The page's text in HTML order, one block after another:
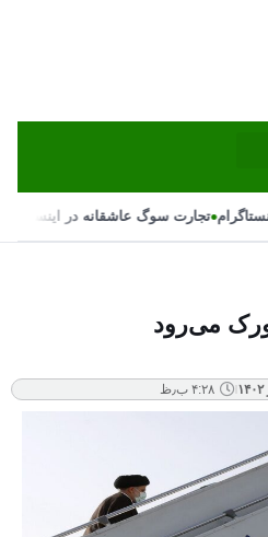
•تجارت سوگ عاشقانه در اینستاگرام
می‌رود
۴:۲۸ ب٫ظ